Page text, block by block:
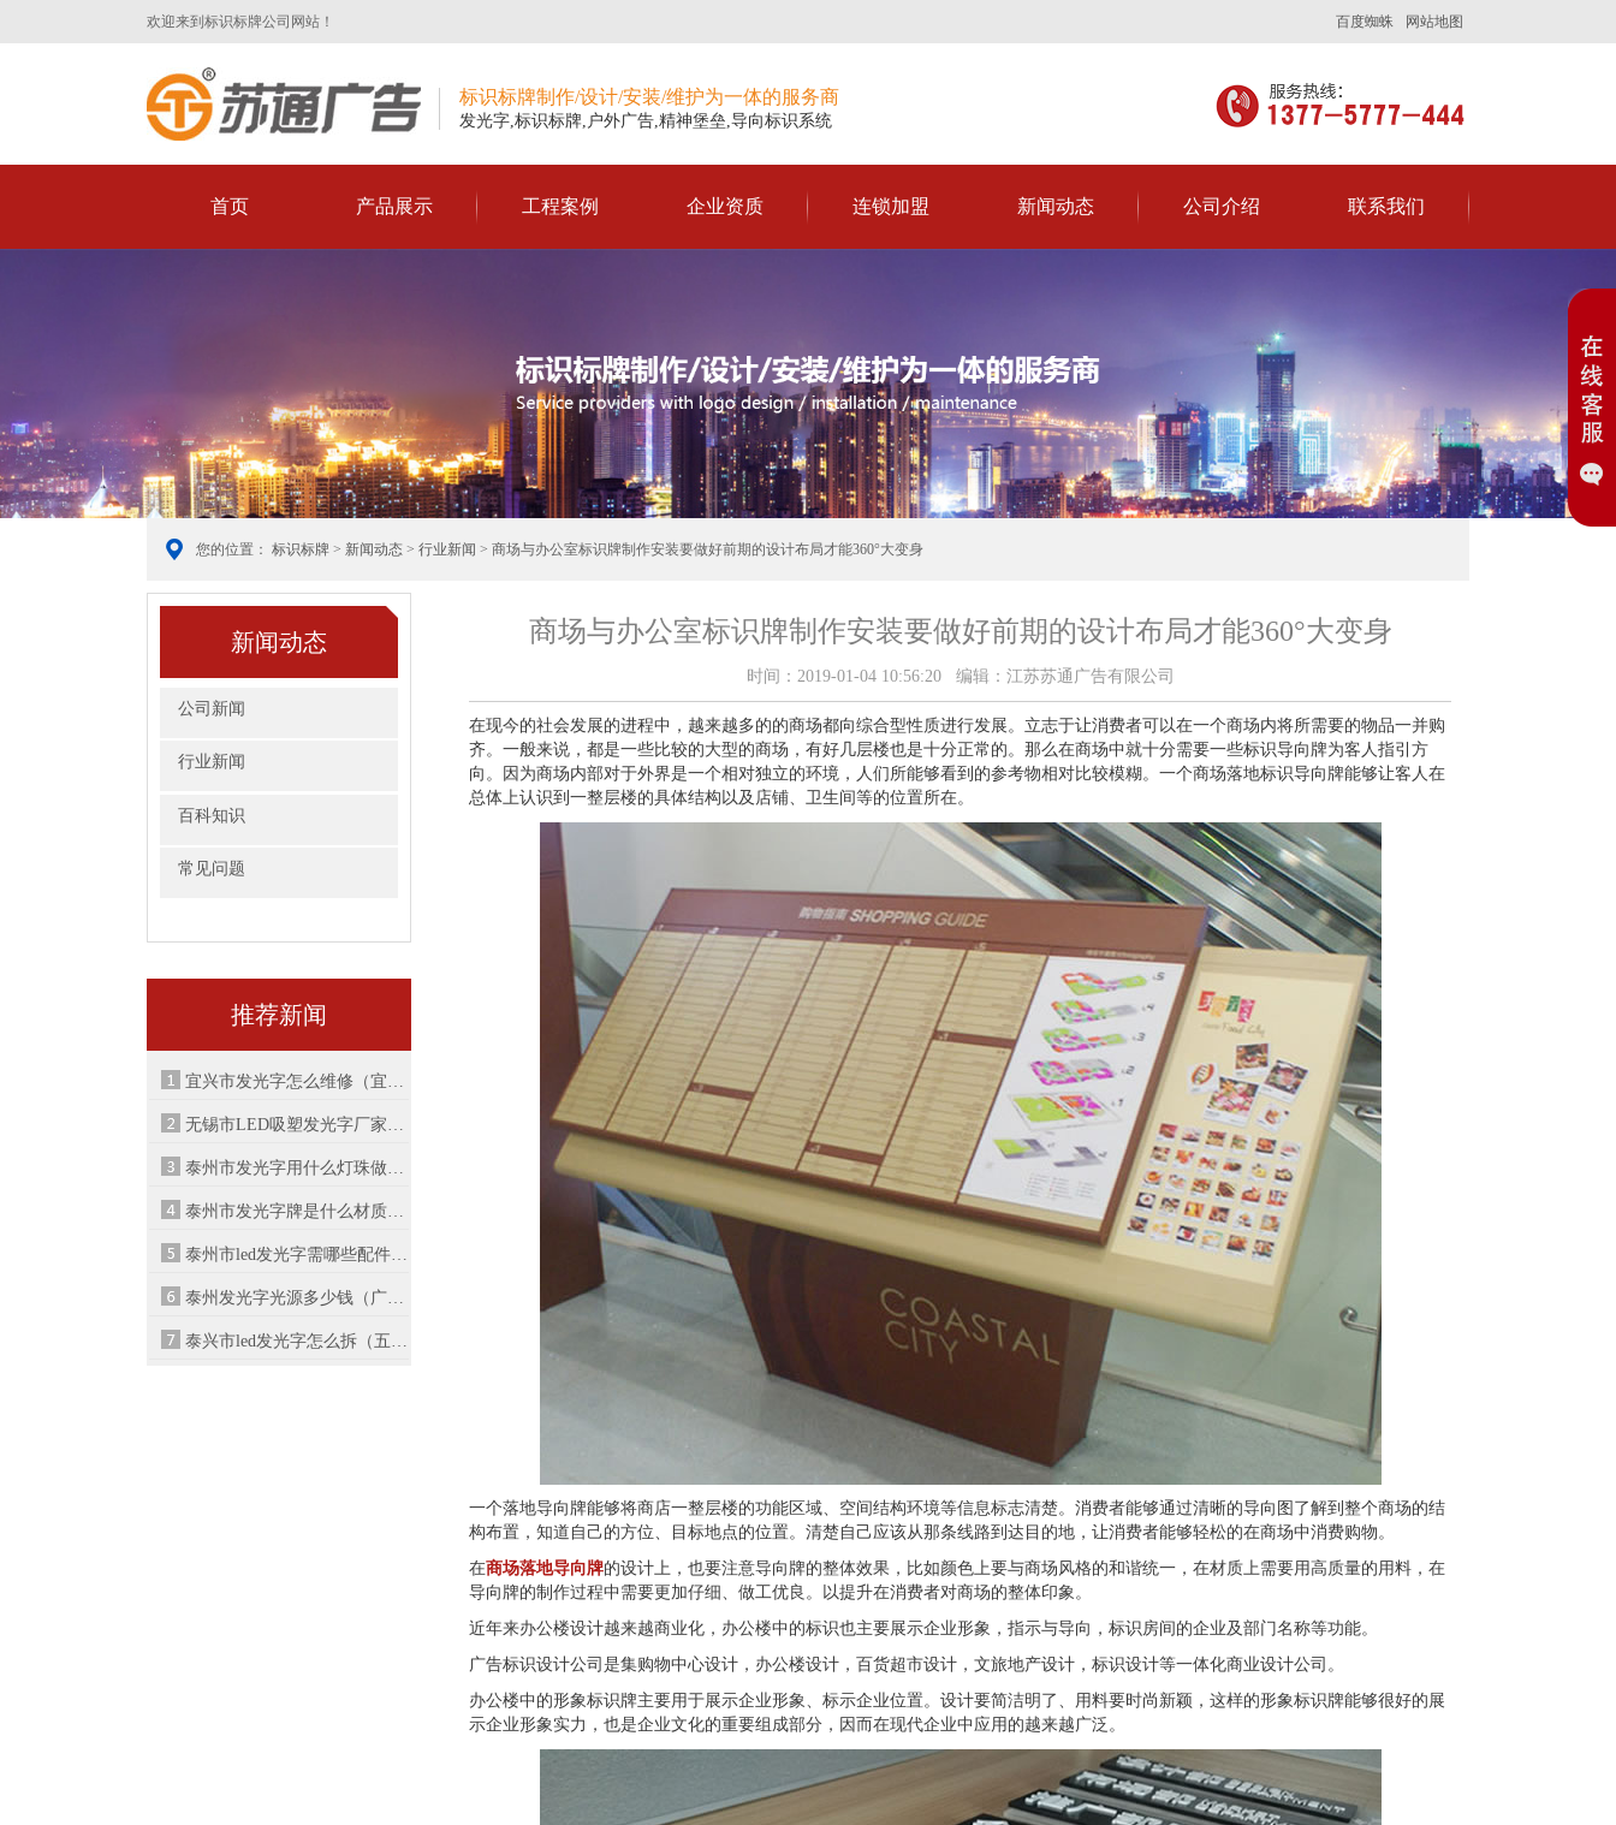
欢迎来到标识标牌公司网站！ 网站地图
百度蜘蛛
标识标牌
标识标牌制作/设计/安装/维护为一体的服务商
发光字,标识标牌,户外广告,精神堡垒,导向标识系统
首页 产品展示 工程案例 企业资质 连锁加盟 新闻动态 公司介绍 联系我们
您的位置： 标识标牌 > 新闻动态 > 行业新闻 > 商场与办公室标识牌制作安装要做好前期的设计布局才能360°大变身
新闻动态
公司新闻
行业新闻
百科知识
常见问题
推荐新闻
商场与办公室标识牌制作安装要做好前期的设计布局才能360°大变身
时间：2019-01-04 10:56:20 编辑：江苏苏通广告有限公司
在现今的社会发展的进程中，越来越多的的商场都向综合型性质进行发展。立志于让消费者可以在一个商场内将所需要的物品一并购
齐。一般来说，都是一些比较的大型的商场，有好几层楼也是十分正常的。那么在商场中就十分需要一些标识导向牌为客人指引方
向。因为商场内部对于外界是一个相对独立的环境，人们所能够看到的参考物相对比较模糊。一个商场落地标识导向牌能够让客人在
总体上认识到一整层楼的具体结构以及店铺、卫生间等的位置所在。
一个落地导向牌能够将商店一整层楼的功能区域、空间结构环境等信息标志清楚。消费者能够通过清晰的导向图了解到整个商场的结
构布置，知道自己的方位、目标地点的位置。清楚自己应该从那条线路到达目的地，让消费者能够轻松的在商场中消费购物。
在商场落地导向牌的设计上，也要注意导向牌的整体效果，比如颜色上要与商场风格的和谐统一，在材质上需要用高质量的用料，在
导向牌的制作过程中需要更加仔细、做工优良。以提升在消费者对商场的整体印象。
近年来办公楼设计越来越商业化，办公楼中的标识也主要展示企业形象，指示与导向，标识房间的企业及部门名称等功能。
广告标识设计公司是集购物中心设计，办公楼设计，百货超市设计，文旅地产设计，标识设计等一体化商业设计公司。
办公楼中的形象标识牌主要用于展示企业形象、标示企业位置。设计要简洁明了、用料要时尚新颖，这样的形象标识牌能够很好的展
示企业形象实力，也是企业文化的重要组成部分，因而在现代企业中应用的越来越广泛。